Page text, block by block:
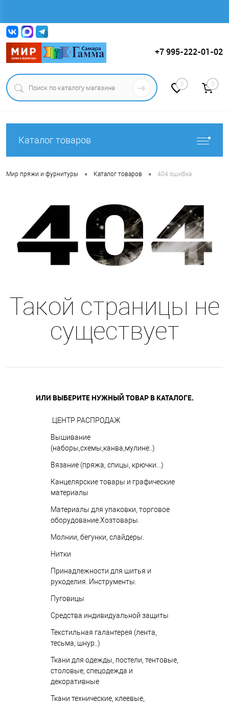
+7 995-222-01-02
0 0
Каталог товаров
Мир пряжи и фурнитуры • Каталог товаров • 404 ошибка
Такой страницы не
существует
ИЛИ ВЫБЕРИТЕ НУЖНЫЙ ТОВАР В КАТАЛОГЕ.
.ЦЕНТР РАСПРОДАЖ
Вышивание
(наборы,схемы,канва,мулине..)
Вязание (пряжа, спицы, крючки...)
Канцелярские товары и графические
материалы
Материалы для упаковки, торговое
оборудование.Хозтовары.
Молнии, бегунки, слайдеры.
Нитки
Принадлежности для шитья и
рукоделия. Инструменты.
Пуговицы
Средства индивидуальной защиты
Текстильная галантерея (лента,
тесьма, шнур..)
Ткани для одежды, постели, тентовые,
столовые, спецодежда и
декоративные
Ткани технические, клеевые,